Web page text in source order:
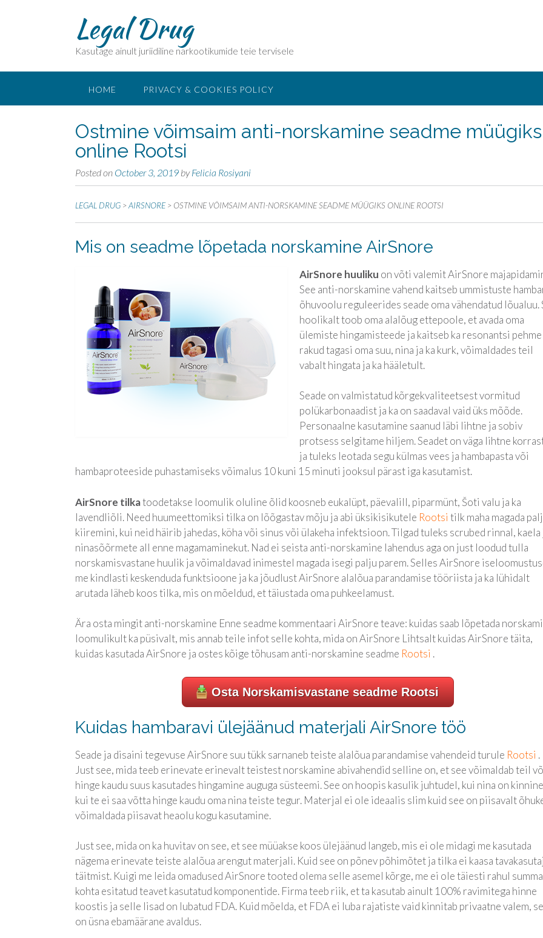
Legal Drug
Kasutage ainult juriidiline narkootikumide teie tervisele
HOME PRIVACY & COOKIES POLICY
Ostmine võimsaim anti-norskamine seadme müügiks
online Rootsi
Posted on October 3, 2019 byFelicia Rosiyani
LEGAL DRUG >AIRSNORE > OSTMINE VÕIMSAIM ANTI-NORSKAMINE SEADME MÜÜGIKS ONLINE ROOTSI
Mis on seadme lõpetada norskamine AirSnore
AirSnore huuliku on võti valemit AirSnore
See anti-norskamine vahend kaitseb ummistuste
õhuvoolu reguleerides seade oma vähendatud lõualuu.
hoolikalt toob oma alalõug ettepoole, et avada oma
ülemiste hingamisteede ja kaitseb ka resonantsi pehme
rakud tagasi oma suu, nina ja ka kurk, võimaldades teil
vabalt hingata ja ka hääletult.
Seade on valmistatud kõrgekvaliteetsest vormitud
polükarbonaadist ja ka on saadaval vaid üks mõõde.
Personaalne kasutamine saanud läbi lihtne ja sobiv
protsess selgitame hiljem. Seadet on väga lihtne
ja tuleks leotada segu külmas vees ja hambapasta või
hambaproteeside puhastamiseks võimalus 10 kuni 15 minuti jooksul pärast iga kasutamist.
AirSnore tilkatoodetakse loomulik oluline õlid koosneb eukalüpt, päevalill, piparmünt, Šoti valu ja ka
lavendliõli. Need huumeettomiksi tilka on lõõgastav mõju ja abi üksikisikutele Rootsi tilk maha magada
kiiremini, kui neid häirib jahedas, köha või sinus või ülakeha infektsioon. Tilgad tuleks scrubed rinnal, kaela
ninasõõrmete all enne magamaminekut. Nad ei seista anti-norskamine lahendus aga on just loodud tulla
norskamisvastane huulik ja võimaldavad inimestel magada isegi palju parem. Selles AirSnore
me kindlasti keskenduda funktsioone ja ka jõudlust AirSnore alalõua parandamise tööriista ja ka lühidalt
arutada läheb koos tilka, mis on mõeldud, et täiustada oma puhkeelamust.
Ära osta mingit anti-norskamine Enne seadme kommentaari AirSnore teave: kuidas saab lõpetada
loomulikult ka püsivalt, mis annab teile infot selle kohta, mida on AirSnore Lihtsalt kuidas AirSnore täita,
kuidas kasutada AirSnore ja ostes kõige tõhusam anti-norskamine seadme Rootsi .
Osta Norskamisvastane seadme Rootsi
Kuidas hambaravi ülejäänud materjali AirSnore töö
Seade ja disaini tegevuse AirSnore suu tükk sarnaneb teiste alalõua parandamise vahendeid turule Rootsi .
Just see, mida teeb erinevate erinevalt teistest norskamine abivahendid selline on, et see võimaldab teil
hinge kaudu suus kasutades hingamine auguga süsteemi. See on hoopis kasulik juhtudel, kui nina on
kui te ei saa võtta hinge kaudu oma nina teiste tegur. Materjal ei ole ideaalis slim kuid see on piisavalt
võimaldada piisavat heaolu kogu kasutamine.
Just see, mida on ka huvitav on see, et see müüakse koos ülejäänud langeb, mis ei ole midagi me kasutada
nägema erinevate teiste alalõua arengut materjali. Kuid see on põnev põhimõtet ja tilka ei kaasa
täitmist. Kuigi me leida omadused AirSnore tooted olema selle asemel kõrge, me ei ole täiesti rahul summa
kohta esitatud teavet kasutatud komponentide. Firma teeb riik, et ta kasutab ainult 100% ravimitega hinne
koostis ja selle lisad on lubatud FDA. Kuid mõelda, et FDA ei luba rajatiste vaid kinnitab privaatne valem,
on üsna ebamäärane avaldus.